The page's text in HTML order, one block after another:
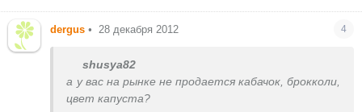
dergus • 28 декабря 2012 4
shusya82
а у вас на рынке не продается кабачок, брокколи,
цвет капуста?